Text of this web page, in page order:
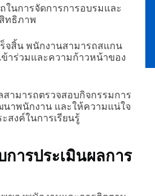
ในการจัดการการอบรมและ
ทธิภาพ
จสิ้น พนักงานสามารถสแกน
ข้าร่วมและความก้าวหน้าของ
ามารถตรวจสอบกิจกรรมการ
าพนักงาน และให้ความแน่ใจ
สงค์ในการเรียนรู้
การประเมินผลการ